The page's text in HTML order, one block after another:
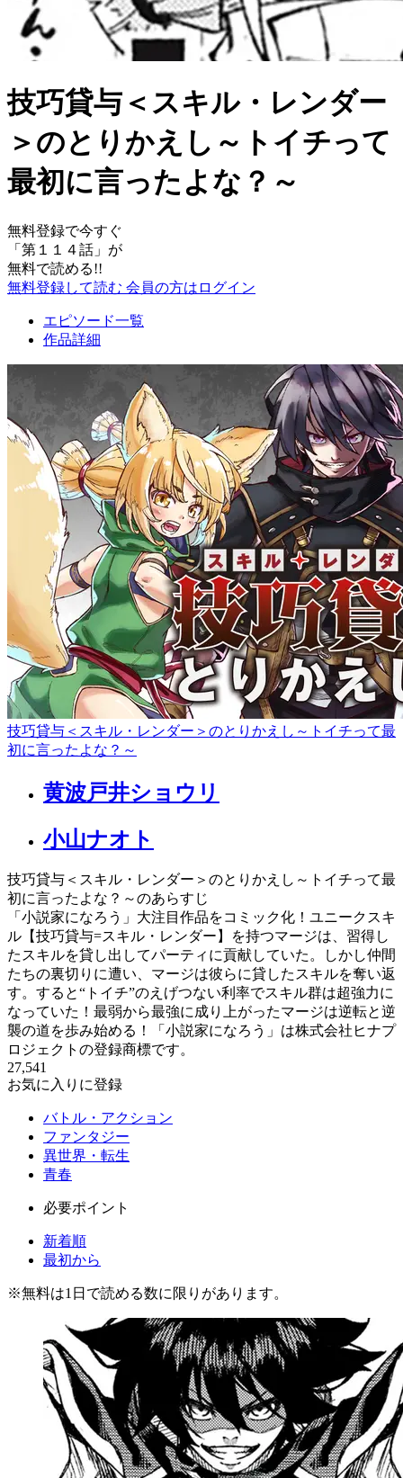
技巧貸与＜スキル・レンダー
＞のとりかえし～トイチって
最初に言ったよな？～
無料登録で今すぐ
「 第１１４話 」が
無料で読める!!
無料登録して読む 会員の方はログイン
エピソード一覧
作品詳細
技巧貸与＜スキル・レンダー＞のとりかえし～トイチって最
初に言ったよな？～
黄波戸井ショウリ
小山ナオト
技巧貸与＜スキル・レンダー＞のとりかえし～トイチって最
初に言ったよな？～のあらすじ
「小説家になろう」大注目作品をコミック化！ユニークスキ
ル【技巧貸与=スキル・レンダー】を持つマージは、習得し
たスキルを貸し出してパーティに貢献していた。しかし仲間
たちの裏切りに遭い、マージは彼らに貸したスキルを奪い返
す。すると“トイチ”のえげつない利率でスキル群は超強力に
なっていた！最弱から最強に成り上がったマージは逆転と逆
襲の道を歩み始める！「小説家になろう」は株式会社ヒナプ
ロジェクトの登録商標です。
27,541
お気に入りに登録
バトル・アクション
ファンタジー
異世界・転生
青春
必要ポイント
新着順
最初から
※無料は1日で読める数に限りがあります。